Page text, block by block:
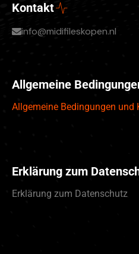
Kontakt
info@midifileskopen.nl
Allgemeine
Allgemeine Bedingungen und
Erklärung zum
Erklärung zum Datenschutz